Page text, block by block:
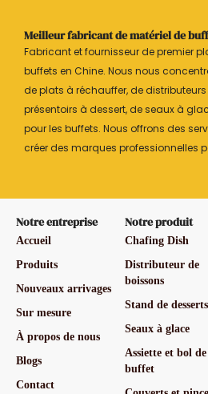
Meilleur fabricant de matériel de
Fabricant et fournisseur de premier
buffets en Chine. Nous nous
de plats à réchauffer, de
présentoirs à dessert, de seaux à
pour les buffets. Nous offrons des
créer des marques professionnelles
Notre entreprise
Accueil
Produits
Nouveaux arrivages
Sur mesure
À propos de nous
Blogs
Contact
Notre produit
Chafing Dish
Distributeur de
boissons
Stand de desserts
Seaux à glace
Assiette et bol de
buffet